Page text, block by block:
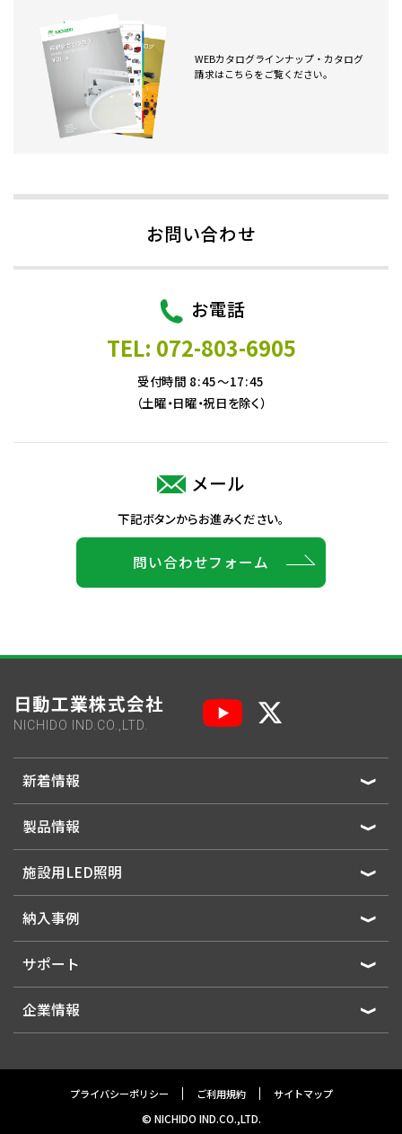
WEBカタログラインナップ・カタログ
請求はこちらをご覧ください。
お問い合わせ
お電話
TEL: 072-803-6905
受付時間 8:45～17:45
（土曜・日曜・祝日を除く）
メール
下記ボタンからお進みください。
問い合わせフォーム
日動工業株式会社
NICHIDO IND.CO.,LTD.
新着情報
製品情報
施設用LED照明
納入事例
サポート
企業情報
プライバシーポリシー ご利用規約 サイトマップ
© NICHIDO IND.CO.,LTD.